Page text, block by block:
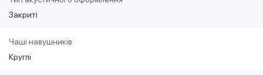
Закриті
Чаші навушників
Круглі